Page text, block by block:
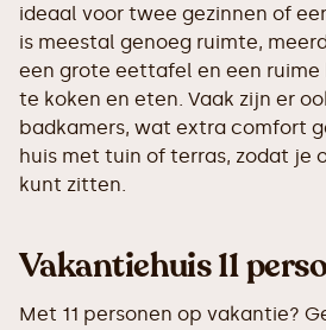
ideaal voor twee gezinnen of
is meestal genoeg ruimte,
een grote eettafel en een ruime
te koken en eten. Vaak zijn er
badkamers, wat extra comfort
huis met tuin of terras, zodat je
kunt zitten.
Vakantiehuis 11
Met 11 personen op vakantie?